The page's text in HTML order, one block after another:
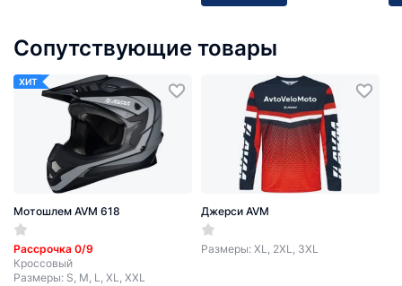
Сопутствующие товары
ХИТ
Мотошлем AVM 618
Рассрочка 0/9
Кроссовый
Размеры: S, M, L, XL, XXL
Джерси AVM
Размеры: XL, 2XL, 3XL